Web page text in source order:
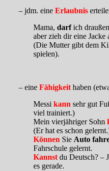
– jdm. eine Erlaubnis
Mama, darfich
aber zieh dir eine Jacke
(Die Mutter gibt dem
spielen).
– eine Fähigkeit haben
Messi kann sehr gut
viel trainiert.)
Mein vierjähriger Sohn
(Er hat es schon
Können Sie Auto
Fahrschule gelernt.
Kannst du Deutsch? –
es gerade.